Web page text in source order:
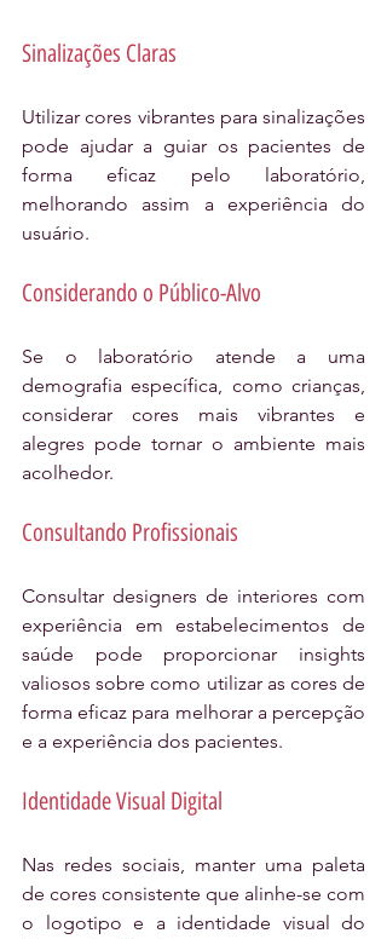
Sinalizações Claras
Utilizar cores vibrantes para sinalizações
pode ajudar a guiar os pacientes de
forma eficaz pelo laboratório,
melhorando assim a experiência do
usuário.
Considerando o Público-Alvo
Se o laboratório atende a uma
demografia específica, como crianças,
considerar cores mais vibrantes e
alegres pode tornar o ambiente mais
acolhedor.
Consultando Profissionais
Consultar designers de interiores com
experiência em estabelecimentos de
saúde pode proporcionar insights
valiosos sobre como utilizar as cores de
forma eficaz para melhorar a percepção
e a experiência dos pacientes.
Identidade Visual Digital
Nas redes sociais, manter uma paleta
de cores consistente que alinhe-se com
o logotipo e a identidade visual do